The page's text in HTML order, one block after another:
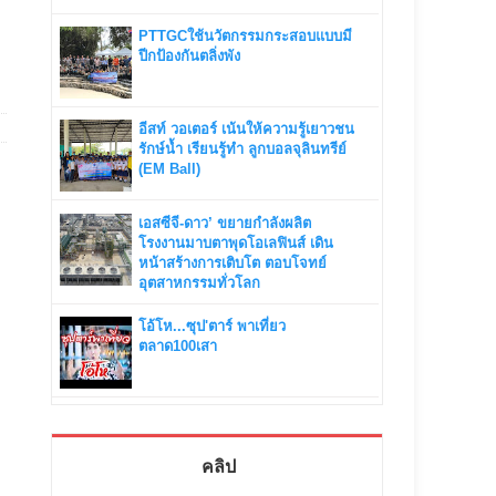
PTTGCใช้นวัตกรรมกระสอบแบบมี
ปีกป้องกันตลิ่งพัง
อีสท์ วอเตอร์ เน้นให้ความรู้เยาวชน
รักษ์น้ำ เรียนรู้ทำ ลูกบอลจุลินทรีย์
(EM Ball)
เอสซีจี-ดาว’ ขยายกำลังผลิต
โรงงานมาบตาพุดโอเลฟินส์ เดิน
หน้าสร้างการเติบโต ตอบโจทย์
อุตสาหกรรมทั่วโลก
โอ้โห...ซุป'ตาร์ พาเที่ยว
ตลาด100เสา
คลิป